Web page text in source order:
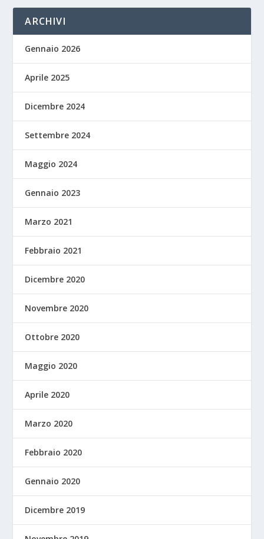
ARCHIVI
Gennaio 2026
Aprile 2025
Dicembre 2024
Settembre 2024
Maggio 2024
Gennaio 2023
Marzo 2021
Febbraio 2021
Dicembre 2020
Novembre 2020
Ottobre 2020
Maggio 2020
Aprile 2020
Marzo 2020
Febbraio 2020
Gennaio 2020
Dicembre 2019